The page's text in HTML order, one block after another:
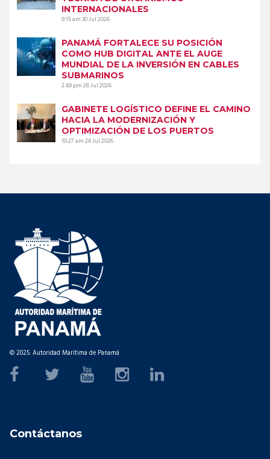
INTERNACIONALES
9:15 am30 Jul 2026
PANAMÁ FORTALECE SU POSICIÓN
COMO HUB DIGITAL ANTE EL AUGE
MUNDIAL DE LA INVERSIÓN EN CABLES
SUBMARINOS
2:49 pm28 Jul 2026
GABINETE LOGÍSTICO DEFINE EL CAMINO
HACIA LA MODERNIZACIÓN Y
OPTIMIZACIÓN DE LOS PUERTOS
10:27 am24 Jul 2026
© 2025. Autoridad Marítima de Panamá
Contáctanos